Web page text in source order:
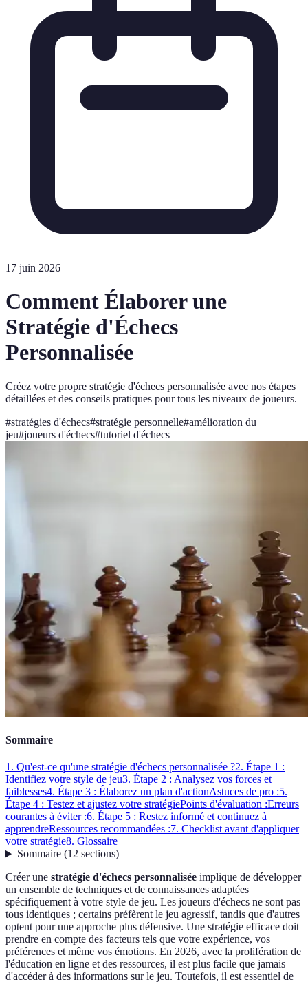
17 juin 2026
Comment Élaborer une
Stratégie d'Échecs
Personnalisée
Créez votre propre stratégie d'échecs personnalisée avec nos étapes
détaillées et des conseils pratiques pour tous les niveaux de joueurs.
#stratégies d'échecs#stratégie personnelle#amélioration du
jeu#joueurs d'échecs#tutoriel d'échecs
Sommaire
1. Qu'est-ce qu'une stratégie d'échecs personnalisée ?2. Étape 1 :
Identifiez votre style de jeu3. Étape 2 : Analysez vos forces et
faiblesses4. Étape 3 : Élaborez un plan d'actionAstuces de pro :5.
Étape 4 : Testez et ajustez votre stratégiePoints d'évaluation :Erreurs
courantes à éviter :6. Étape 5 : Restez informé et continuez à
apprendreRessources recommandées :7. Checklist avant d'appliquer
votre stratégie8. Glossaire
Sommaire(12 sections)
Créer une stratégie d'échecs personnalisée implique de développer
un ensemble de techniques et de connaissances adaptées
spécifiquement à votre style de jeu. Les joueurs d'échecs ne sont pas
tous identiques ; certains préfèrent le jeu agressif, tandis que d'autres
optent pour une approche plus défensive. Une stratégie efficace doit
prendre en compte des facteurs tels que votre expérience, vos
préférences et même vos émotions. En 2026, avec la prolifération de
l'éducation en ligne et des ressources, il est plus facile que jamais
d'accéder à des informations sur le jeu. Toutefois, il est essentiel de